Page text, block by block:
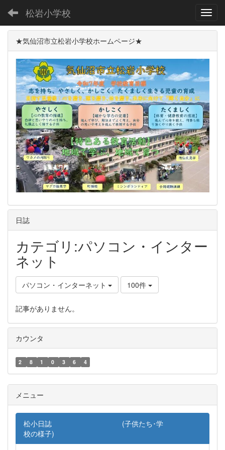
松岩小学校
★気仙沼市立松岩小学校ホームページ★
日誌
カテゴリ:パソコン・インター
ネット
パソコン・インターネット 100件
記事がありません。
カウンタ
2 8 1 0 3 6 4
メニュー
松小日誌 (子供たち･学
校の様子)